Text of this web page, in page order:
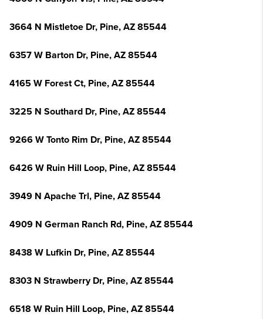
3664 N Mistletoe Dr, Pine, AZ 85544
6357 W Barton Dr, Pine, AZ 85544
4165 W Forest Ct, Pine, AZ 85544
3225 N Southard Dr, Pine, AZ 85544
9266 W Tonto Rim Dr, Pine, AZ 85544
6426 W Ruin Hill Loop, Pine, AZ 85544
3949 N Apache Trl, Pine, AZ 85544
4909 N German Ranch Rd, Pine, AZ 85544
8438 W Lufkin Dr, Pine, AZ 85544
8303 N Strawberry Dr, Pine, AZ 85544
6518 W Ruin Hill Loop, Pine, AZ 85544